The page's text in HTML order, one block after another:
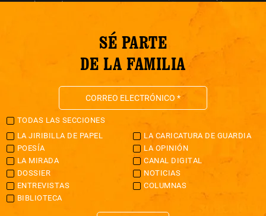
SÉ PARTE
DE LA FAMILIA
TODAS LAS SECCIONES
LA JIRIBILLA DE PAPEL
LA CARICATURA DE GUARDIA
POESÍA
LA OPINIÓN
LA MIRADA
CANAL DIGITAL
DOSSIER
NOTICIAS
ENTREVISTAS
COLUMNAS
BIBLIOTECA